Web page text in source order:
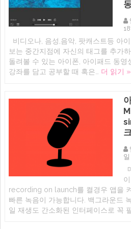
비디오나, 음성,음악, 팟캐스트등 아
보는 중간지점에 자신의 태그를 추가
돌려볼 수 있는 아이폰, 아이패드 동영
강좌를 담고 공부할 때 혹은… 더 읽기 »
일
recording on launch를 켤경우 앱을
빠른 녹음이 가능합니다. 백그라운드
일 재생도 간소화된 인터페이스로 꼭